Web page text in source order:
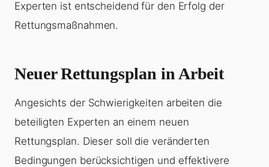
Experten ist entscheidend für den Erfolg der
Rettungsmaßnahmen.
Neuer Rettungsplan in Arbeit
Angesichts der Schwierigkeiten arbeiten die
beteiligten Experten an einem neuen
Rettungsplan. Dieser soll die veränderten
Bedingungen berücksichtigen und effektivere